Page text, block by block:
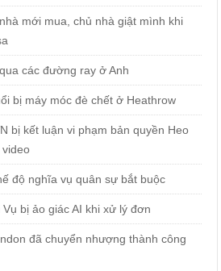
mới mua, chủ nhà giật mình khi
các đường ray ở Anh
bị máy móc đè chết ở Heathrow
bị kết luận vi phạm bản quyền Heo
độ nghĩa vụ quân sự bắt buộc
bị ảo giác AI khi xử lý đơn
đã chuyển nhượng thành công